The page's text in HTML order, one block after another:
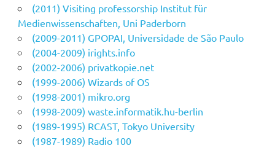
(2011) Visiting professorship Institut für
Medienwissenschaften, Uni Paderborn
(2009-2011) GPOPAI, Universidade de São Paulo
(2004-2009) irights.info
(2002-2006) privatkopie.net
(1999-2006) Wizards of OS
(1998-2001) mikro.org
(1998-2009) waste.informatik.hu-berlin
(1989-1995) RCAST, Tokyo University
(1987-1989) Radio 100